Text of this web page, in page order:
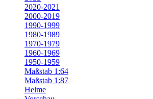
2020-2021
2000-2019
1990-1999
1980-1989
1970-1979
1960-1969
1950-1959
Maßstab 1:64
Maßstab 1:87
Helme